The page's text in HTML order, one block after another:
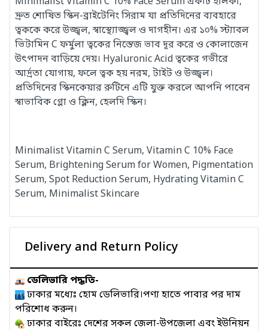
দ্রুত শোষিত স্কিন-ব্রাইটেনিং সিরাম যা প্রতিদিনের ব্যবহারে
ত্বককে করে উজ্জ্বল, স্বাস্থ্যোজ্জ্বল ও দাগহীন। এর ১০% স্ট্যাবল
ভিটামিন C ফর্মুলা ত্বকের নিস্তেজ ভাব দূর করে ও কোলাজেন
উৎপাদন বাড়িয়ে দেয়। Hyaluronic Acid ত্বকের গভীরে
আর্দ্রতা যোগায়, ফলে ত্বক হয় নরম, টাইট ও উজ্জ্বল।
প্রতিদিনের স্কিনকেয়ার রুটিনে এটি যুক্ত করলে আপনি পাবেন
স্বাভাবিক গ্লো ও ক্লিন, হেলদি স্কিন।
Minimalist Vitamin C Serum, Vitamin C 10% Face
Serum, Brightening Serum for Women, Pigmentation
Serum, Spot Reduction Serum, Hydrating Vitamin C
Serum, Minimalist Skincare
Delivery and Return Policy
ডেলিভারি পদ্ধতি-
ঢাকার মধ্যেঃ হোম ডেলিভারি।পণ্য হাতে পাবার পর দাম
পরিশোধ করুন।
ঢাকার বাইরেঃ দেশের সকল জেলা-উপজেলা এবং ইউনিয়ন